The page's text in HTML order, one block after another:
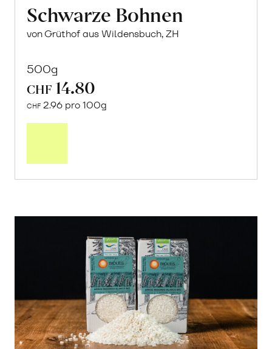
Schwarze Bohnen
von Grüthof aus Wildensbuch, ZH
500g
CHF 14.80
CHF 2.96 pro 100g